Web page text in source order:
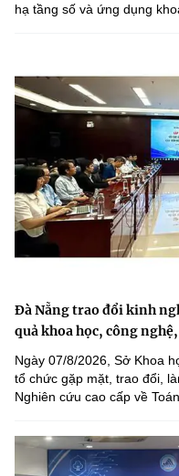
hạ tầng số và ứng dụng
Đà Nẵng trao đổi kinh
quả khoa học, công
Ngày 07/8/2026, Sở Khoa
tổ chức gặp mặt, trao đổi,
Nghiên cứu cao cấp về